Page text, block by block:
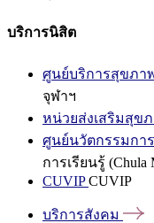
บริการนิสิต
ศูนย์บริการสุขภา
จุฬาฯ
หน่วยส่งเสริมสุข
ศูนย์นวัตกรรมการ
การเรียนรู้ (Chula
CUVIPCUVIP
บริการสังคม